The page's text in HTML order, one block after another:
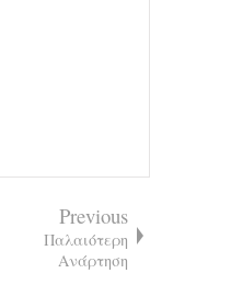
Previous
Παλαιότερη
Ανάρτηση